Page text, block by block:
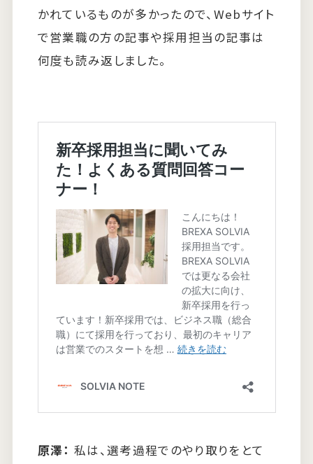
かれているものが多かったので、Webサイト
で営業職の方の記事や採用担当の記事は
何度も読み返しました。
原澤： 私は、選考過程でのやり取りをとて